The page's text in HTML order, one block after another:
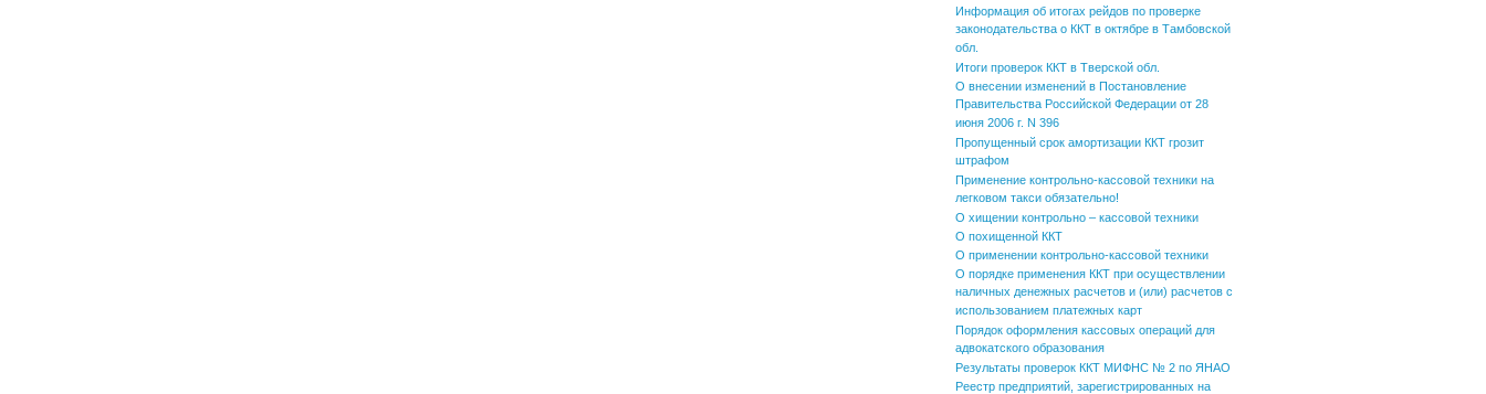
Информация об итогах рейдов по проверке
законодательства о ККТ в октябре в Тамбовской
обл.
Итоги проверок ККТ в Тверской обл.
О внесении изменений в Постановление
Правительства Российской Федерации от 28
июня 2006 г. N 396
Пропущенный срок амортизации ККТ грозит
штрафом
Применение контрольно-кассовой техники на
легковом такси обязательно!
О хищении контрольно – кассовой техники
О похищенной ККТ
О применении контрольно-кассовой техники
О порядке применения ККТ при осуществлении
наличных денежных расчетов и (или) расчетов с
использованием платежных карт
Порядок оформления кассовых операций для
адвокатского образования
Результаты проверок ККТ МИФНС № 2 по ЯНАО
Реестр предприятий, зарегистрированных на